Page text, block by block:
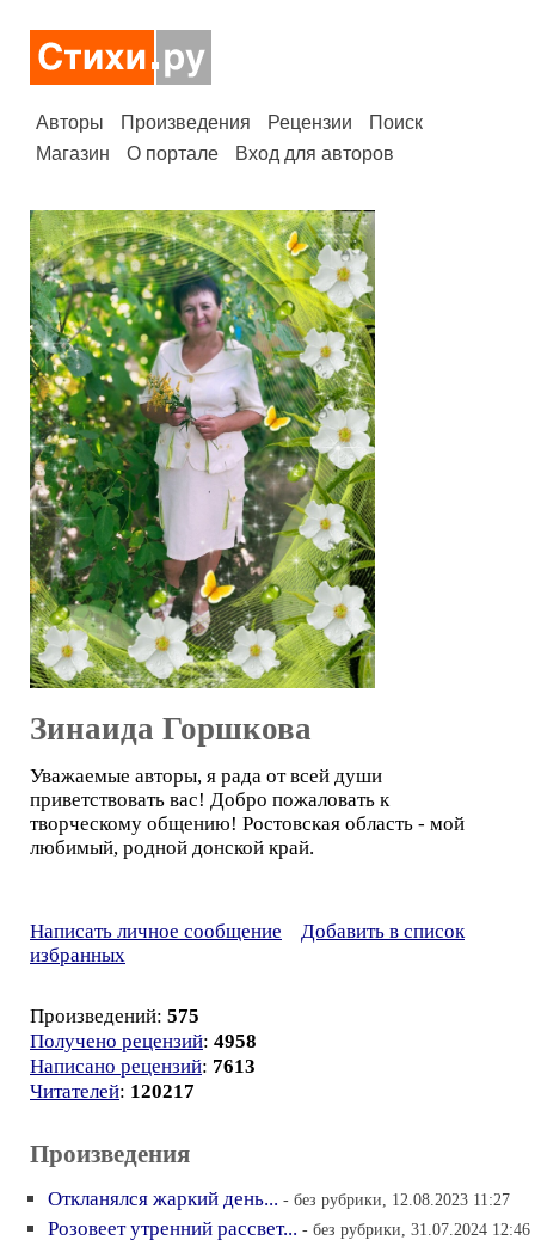
Авторы Произведения Рецензии
Поиск
Магазин
О портале Вход для авторов
Зинаида Горшкова
Уважаемые авторы, я рада от всей души
приветствовать вас! Добро пожаловать к
творческому общению! Ростовская область - мой
любимый, родной донской край.
Написать личное сообщение
Добавить в список
избранных
Произведений: 575
Получено рецензий: 4958
Написано рецензий: 7613
Читателей: 120217
Произведения
Откланялся жаркий день... - без рубрики, 12.08.2023 11:27
Розовеет утренний рассвет... - без рубрики, 31.07.2024 12:46